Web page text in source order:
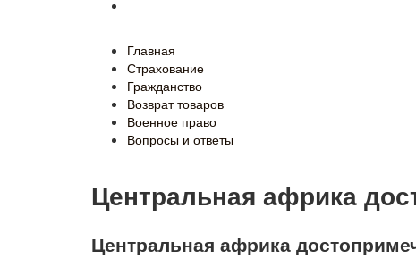
Главная
Страхование
Гражданство
Возврат товаров
Военное право
Вопросы и ответы
Центральная африка
Центральная африка